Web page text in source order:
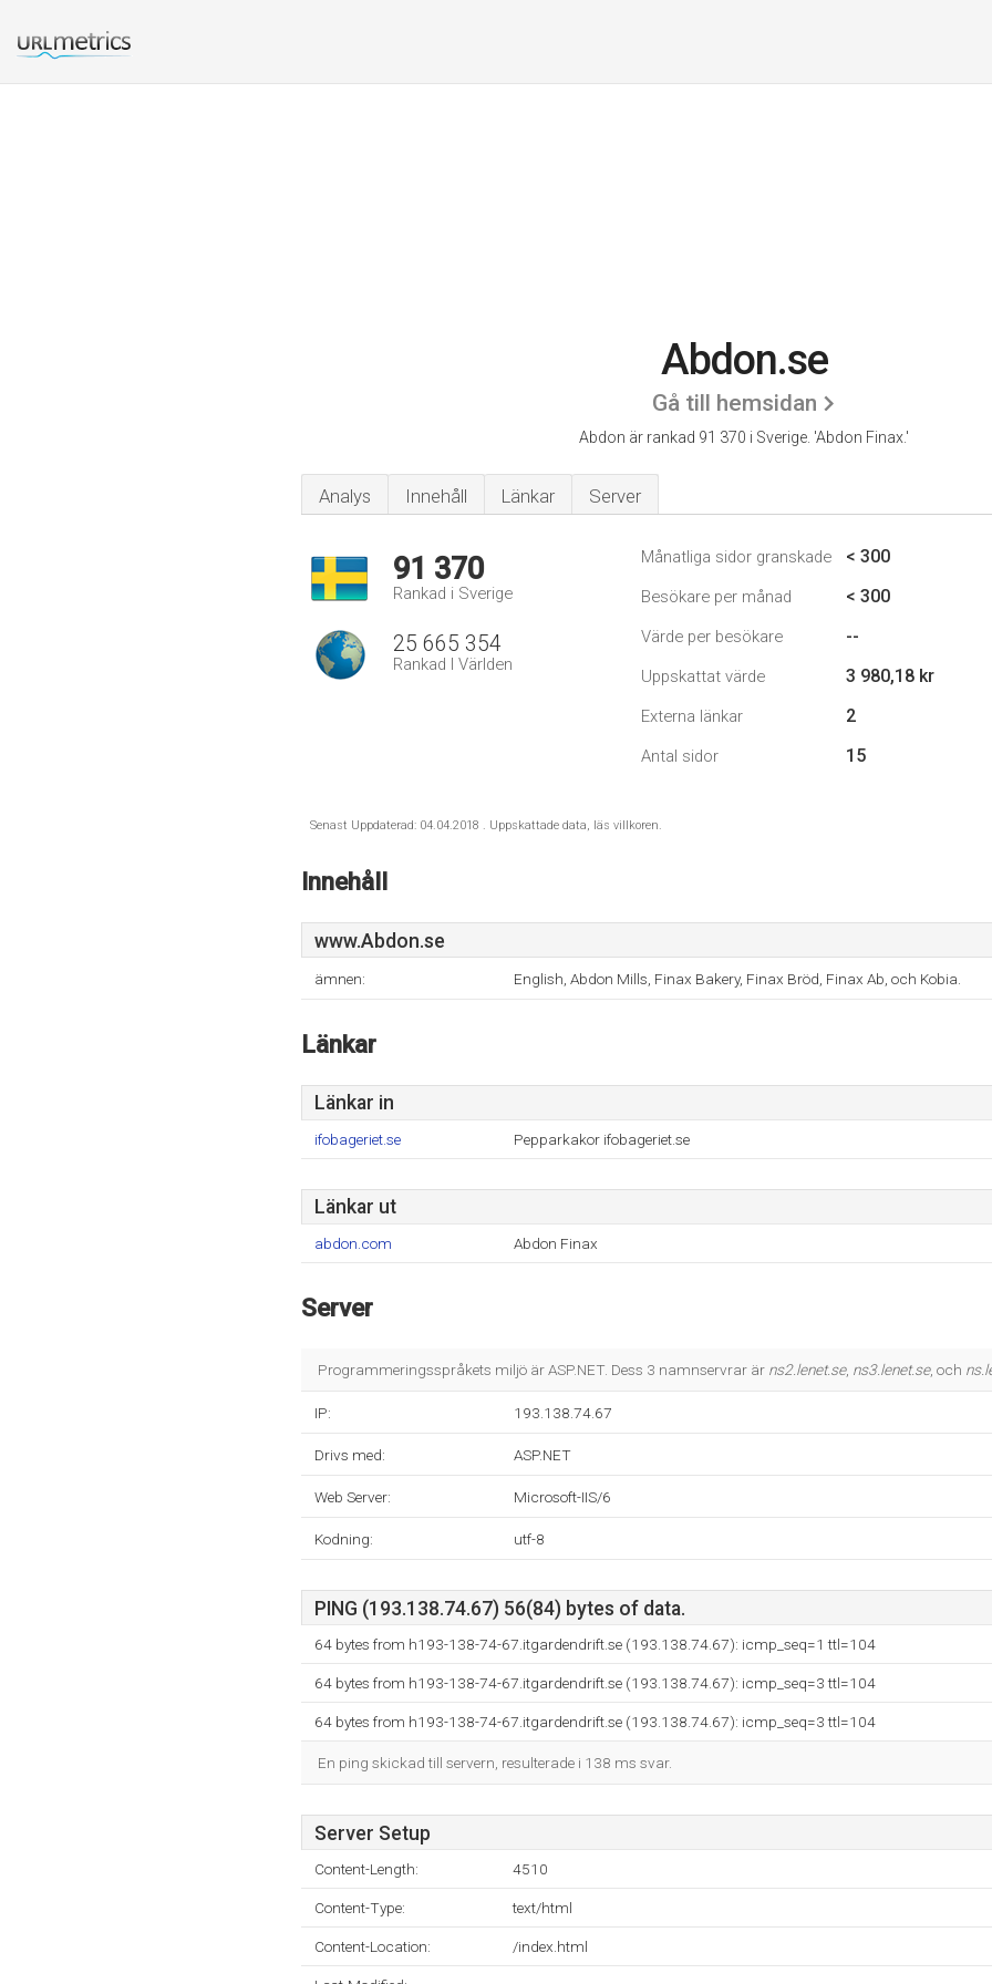
Abdon.se
Gå till hemsidan
Abdon är rankad 91 370 i Sverige. 'Abdon Finax.'
Analys Innehåll Länkar Server
91 370
Rankad i Sverige
25 665 354
Rankad I Världen
Månatliga sidor granskade < 300
Besökare per månad < 300
Värde per besökare --
Uppskattat värde 3 980,18 kr
Externa länkar 2
Antal sidor 15
Senast Uppdaterad: 04.04.2018 . Uppskattade data, läs villkoren.
Innehåll
www.Abdon.se
ämnen: English, Abdon Mills, Finax Bakery, Finax Bröd, Finax Ab, och Kobia.
Länkar
Länkar in
ifobageriet.se Pepparkakor ifobageriet.se
Länkar ut
abdon.com Abdon Finax
Server
Programmeringsspråkets miljö är ASP.NET. Dess 3 namnservrar är ns2.lenet.se, ns3.lenet.se, och
IP: 193.138.74.67
Drivs med: ASP.NET
Web Server: Microsoft-IIS/6
Kodning: utf-8
PING (193.138.74.67) 56(84) bytes of data.
64 bytes from h193-138-74-67.itgardendrift.se (193.138.74.67): icmp_seq=1 ttl=104
64 bytes from h193-138-74-67.itgardendrift.se (193.138.74.67): icmp_seq=3 ttl=104
64 bytes from h193-138-74-67.itgardendrift.se (193.138.74.67): icmp_seq=3 ttl=104
En ping skickad till servern, resulterade i 138 ms svar.
Server Setup
Content-Length: 4510
Content-Type: text/html
Content-Location: /index.html